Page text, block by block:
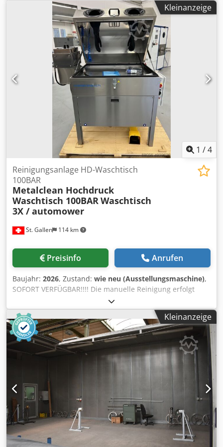
Anlage wurde von uns technisch auf Funktionalität
geprüft. Wir können die Schulung
Einweisung,Inbetriebnahme ,Servicearbeiten und
Ersatzteile kurzfristig übernehmen. Chsdpfx Aaevyp D
Tsvsa Wir haben über 25jahre Erfahrung auf REK Systeme
Maße der Anlage 2700x2500x2600mm
Kleinanzeige
1 /4
St. Gallen 114 km
Reinigungsanlage HD-Waschtisch
100BAR
Metalclean Hochdruck
Waschtisch 100BARWaschtisch
3X / automower
Preisinfo Anrufen
Baujahr: 2026, Zustand: wie neu (Ausstellungsmaschine),
SOFORT VERFÜGBAR!!!! Die manuelle Reinigung erfolgt
durch Spezialhandschuhe in der Frontpartie. Die
Wirksamkeit der Reinigung wird durch eine
Hochdruckpumpe und eine Spezial-Spritzdüse
gewährleistet. In diesen Geräten kann eine Temperatur bis
60 °C für die Reinigungsflüssigkeit eingestellt werden. Der
Druck ist von 1- 80 bar einstellbar. Technische Daten:
Arbeitsfläche: 950 x 700mm Innenhöhe: 450 mm Traglast:
70 kg Optional bis 150kg Spritzdruck: 1-100 bar regelbar
Tankvolumen: 75 Liter / Heizleistung 2kW
Grundausführung: • Abblaspistole im Innenraum •
Rahmen, Füße, Deckel und Gehäuse aus Edelstahl •
Abnehmbare Edelstahlbleche über dem Tank • Nach oben
zu öffnende Klappe mit 2 Durchgriffen und Handschuhe
Chedpjf A D Nmjfx Aavoa • Scheibe aus gehärtetem Glas •
Kleinanzeige